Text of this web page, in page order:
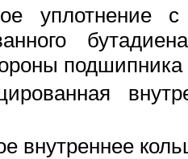
уплотнение
подшипника
внутреннее